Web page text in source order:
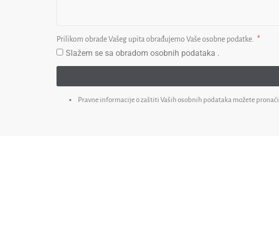
Prilikom obrade Vašeg upita obrađujemo Vaše osobne podatke.
Slažem se sa obradom osobnih podataka .
Pravne informacije o zaštiti Vaših osobnih podataka možete pronaći